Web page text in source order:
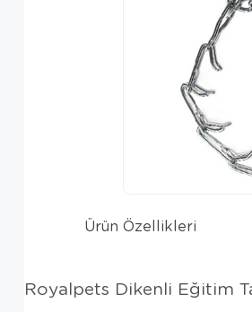
Ürün Özellikleri
Royalpets Dikenli Eğitim